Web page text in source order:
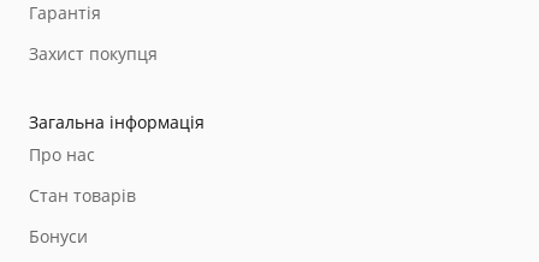
Гарантія
Захист покупця
Загальна інформація
Про нас
Стан товарів
Бонуси